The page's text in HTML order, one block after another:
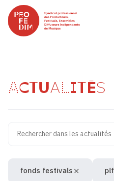
ACTUALITÉS
Recherche
fonds festivals plf